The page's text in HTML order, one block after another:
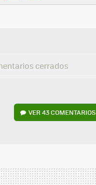
E-
WHATSAPP
cerrados
VER43 COMENTARIOS